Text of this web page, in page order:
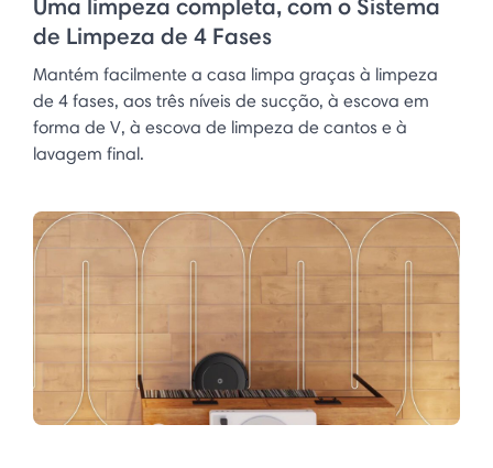
Uma limpeza completa, com o Sistema
de Limpeza de 4 Fases
Mantém facilmente a casa limpa graças à limpeza
de 4 fases, aos três níveis de sucção, à escova em
forma de V, à escova de limpeza de cantos e à
lavagem final.